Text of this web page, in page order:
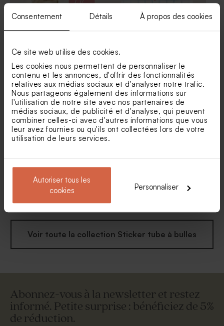
Consentement Détails À propos des cookies
Ce site web utilise des cookies.
Les cookies nous permettent de personnaliser le
contenu et les annonces, d'offrir des fonctionnalités
relatives aux médias sociaux et d'analyser notre trafic.
Nous partageons également des informations sur
l'utilisation de notre site avec nos partenaires de
médias sociaux, de publicité et d'analyse, qui peuvent
combiner celles-ci avec d'autres informations que vous
leur avez fournies ou qu'ils ont collectées lors de votre
utilisation de leurs services.
Autoriser tous les
cookies
Personnaliser
Sticker autocollant tube à
bulles photo et texte
Sticker baptême tube à
bulles petites cerises
Sticker tube à bulles
couronne bohème
Sticker baptême vichy pastel
Voir toute la collection Sticker tube à bulles
Abonnez-vous à la newsletter et restez
informé. Petite surprise : bénéficiez de 5%
de réduction.